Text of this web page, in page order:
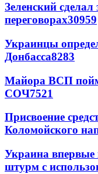
Зеленский
переговорах30959
Украинцы
Донбасса8283
Майора ВСП
СОЧ7521
Присвоение
Коломойского
Украина
штурм с